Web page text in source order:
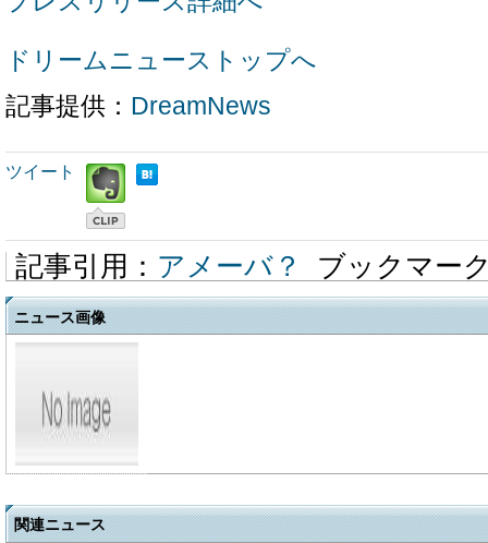
ドリームニューストップへ
記事提供： DreamNews
ツイート
記事引用： アメーバ？ ブックマー
ニュース画像
関連ニュース